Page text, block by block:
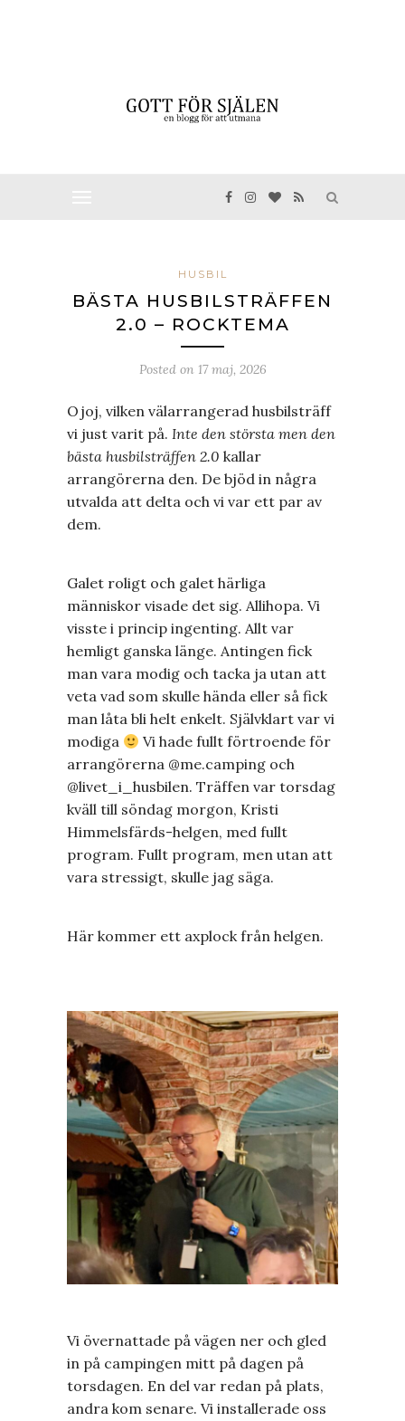
HUSBIL
BÄSTA HUSBILSTRÄFFEN
2.0 – ROCKTEMA
Posted on 17 maj, 2026
Ojoj, vilken välarrangerad husbilsträff
vi just varit på. Inte den största men den
bästa husbilsträffen 2.0 kallar
arrangörerna den. De bjöd in några
utvalda att delta och vi var ett par av
dem.
Galet roligt och galet härliga
människor visade det sig. Allihopa. Vi
visste i princip ingenting. Allt var
hemligt ganska länge. Antingen fick
man vara modig och tacka ja utan att
veta vad som skulle hända eller så fick
man låta bli helt enkelt. Självklart var vi
modiga
Vi hade fullt förtroende för
arrangörerna @me.camping och
@livet_i_husbilen. Träffen var torsdag
kväll till söndag morgon, Kristi
Himmelsfärds-helgen, med fullt
program. Fullt program, men utan att
vara stressigt, skulle jag säga.
Här kommer ett axplock från helgen.
Vi övernattade på vägen ner och gled
in på campingen mitt på dagen på
torsdagen. En del var redan på plats,
andra kom senare. Vi installerade oss